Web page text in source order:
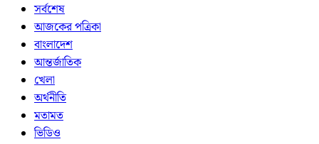
সর্বশেষ
আজকের পত্রিকা
বাংলাদেশ
আন্তর্জাতিক
খেলা
অর্থনীতি
মতামত
ভিডিও